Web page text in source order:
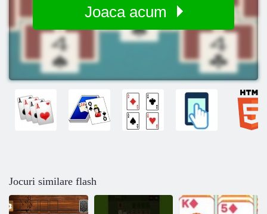
Joaca acum
Jocuri similare flash